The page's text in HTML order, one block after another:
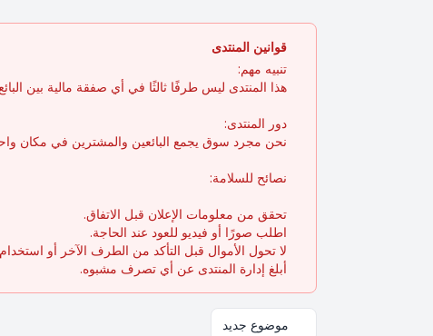
قوانين المنتدى
تنبيه مهم:
هذا المنتدى ليس طرفًا ثالثًا في أي صفقة مالية بين
دور المنتدى:
نحن مجرد سوق يجمع البائعين والمشترين في مكان
نصائح للسلامة:
تحقق من معلومات الإعلان قبل الاتفاق.
اطلب صورًا أو فيديو للعود عند الحاجة.
لا تحول الأموال قبل التأكد من الطرف الآخر أو
أبلغ إدارة المنتدى عن أي تصرف مشبوه.
موضوع جديد